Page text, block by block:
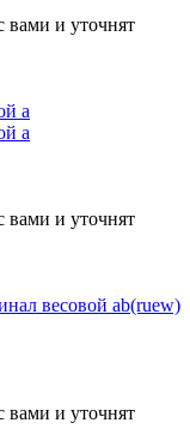
вами и уточнят
вами и уточнят
вами и уточнят